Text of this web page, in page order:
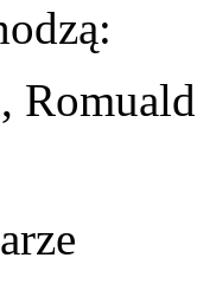
Romuald